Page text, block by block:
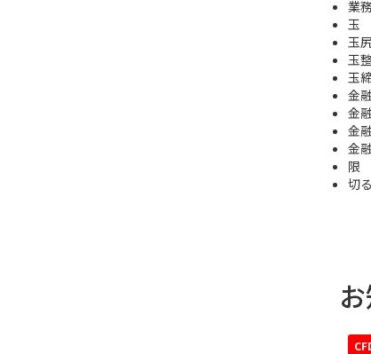
業
玉
玉尻
玉
玉
金
金
金
金
限
切る